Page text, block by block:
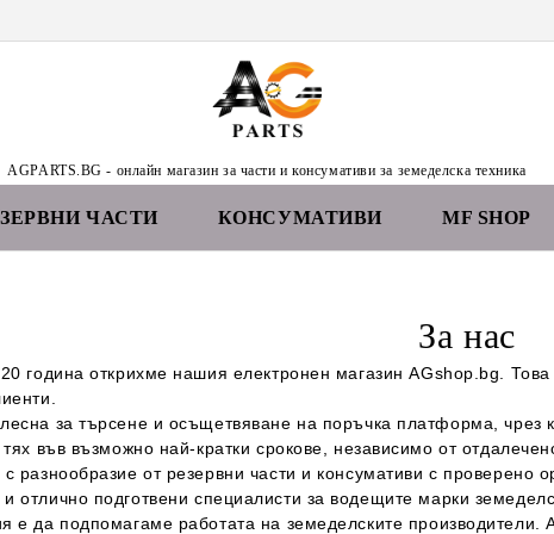
AGPARTS.BG - онлайн магазин за части и консумативи за земеделска техника
ЧАСТИ КОНСУМАТИВИ MF SHOP
За нас
година открихме нашия електронен магазин AGshop.bg.
за търсене и осъщетвяване на поръчка платформа , чрез
тях във възможно най-кратки срокове, независимо от
разнообразие от резервни части и консумативи с проверено
иотлично подготвени специалисти за водещите марки
е да подпомагаме работата на земеделските производители .